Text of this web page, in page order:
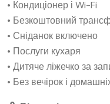
• Кондиціонер і Wi-Fi
• Безкоштовний
• Сніданок включено
• Послуги кухаря
• Дитяче ліжечко за
• Без вечірок і